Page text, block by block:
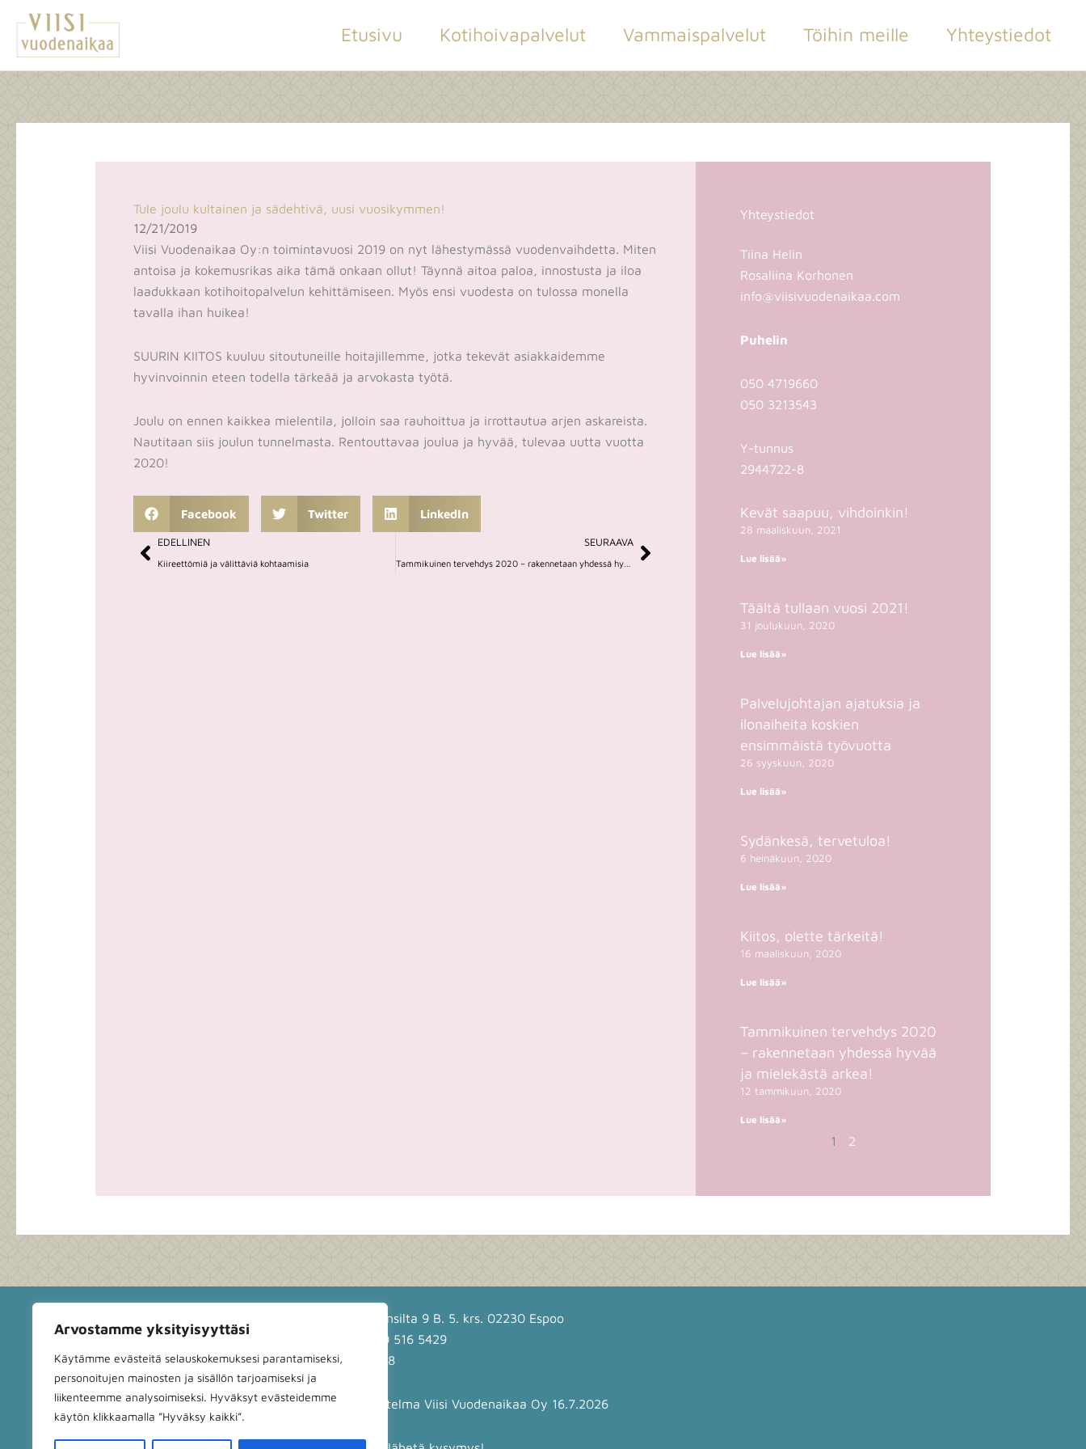
Arvostamme yksityisyyttäsi
Käytämme evästeitä selauskokemuksesi parantamiseksi,
personoitujen mainosten ja sisällön tarjoamiseksi ja
liikenteemme analysoimiseksi. Hyväksyt evästeidemme
käytön klikkaamalla ”Hyväksy kaikki”.
Siirry
sisältöön
Etusivu Kotihoivapalvelut Vammaispalvelut Töihin meille Yhteystiedot
Tule joulu kultainen ja sädehtivä, uusi vuosikymmen!
12/21/2019
Viisi Vuodenaikaa Oy:n toimintavuosi 2019 on nyt lähestymässä vuodenvaihdetta. Miten
antoisa ja kokemusrikas aika tämä onkaan ollut! Täynnä aitoa paloa, innostusta ja iloa
laadukkaan kotihoitopalvelun kehittämiseen. Myös ensi vuodesta on tulossa monella
tavalla ihan huikea!
SUURIN KIITOS kuuluu sitoutuneille hoitajillemme, jotka tekevät asiakkaidemme
hyvinvoinnin eteen todella tärkeää ja arvokasta työtä.
Joulu on ennen kaikkea mielentila, jolloin saa rauhoittua ja irrottautua arjen askareista.
Nautitaan siis joulun tunnelmasta. Rentouttavaa joulua ja hyvää, tulevaa uutta vuotta
2020!
Facebook Twitter LinkedIn
PrevEDELLINEN
Kiireettömiä ja välittäviä kohtaamisia
SEURAAVANext
Yhteystiedot
Tiina Helin
Rosaliina Korhonen
info@viisivuodenaikaa.com
Puhelin
050 4719660
050 3213543
Y-tunnus
2944722-8
Kevät saapuu, vihdoinkin!
28 maaliskuun, 2021
Lue lisää»
Täältä tullaan vuosi 2021!
31 joulukuun, 2020
Lue lisää»
Palvelujohtajan ajatuksia ja
ilonaiheita koskien
ensimmäistä työvuotta
26 syyskuun, 2020
Lue lisää»
Sydänkesä, tervetuloa!
6 heinäkuun, 2020
Lue lisää»
Kiitos, olette tärkeitä!
16 maaliskuun, 2020
Lue lisää»
Tammikuinen tervehdys 2020
– rakennetaan yhdessä hyvää
ja mielekästä arkea!
12 tammikuun, 2020
Lue lisää»
Page
1
Page
2
Käyntiosoite: Piispansilta 9 B. 5. krs. 02230 Espoo
Puhelinnumero: 050 516 5429
Y-tunnus:2944722-8
Omavalvontasuunnitelma Viisi Vuodenaikaa Oy 16.7.2026